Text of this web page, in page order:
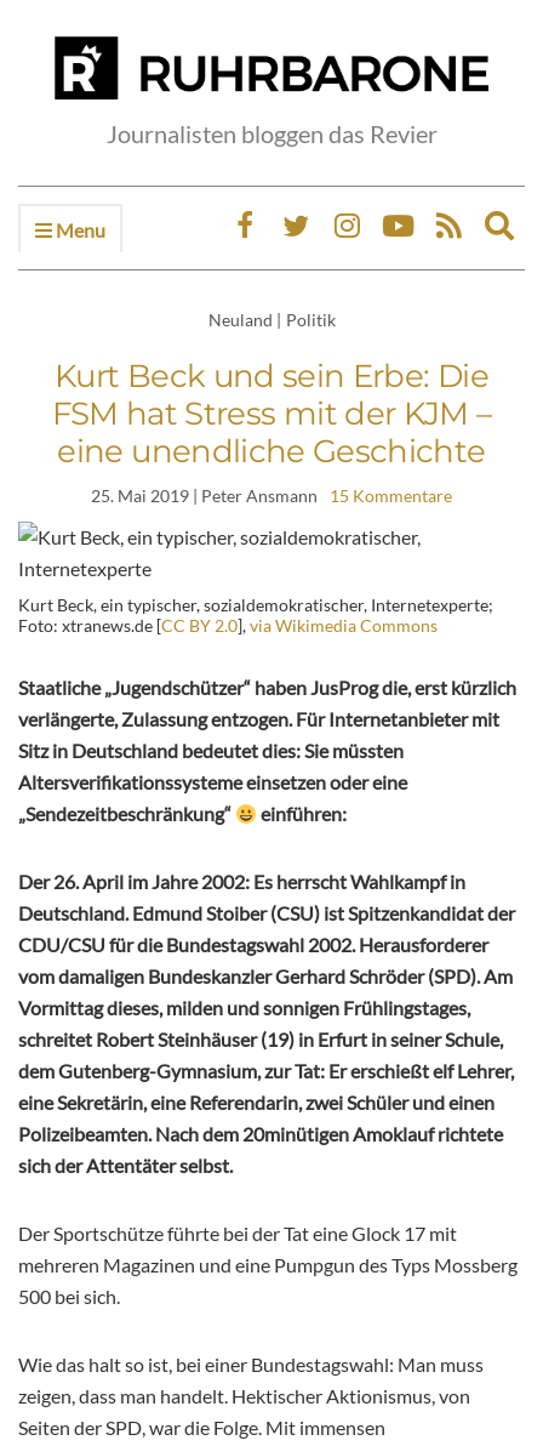
Journalisten bloggen das Revier
Menu
Neuland | Politik
Kurt Beck und sein Erbe: Die
FSM hat Stress mit der KJM –
eine unendliche Geschichte
25. Mai 2019 | Peter Ansmann 15 Kommentare
Kurt Beck, ein typischer, sozialdemokratischer, Internetexperte;
Foto: xtranews.de [CC BY 2.0],via Wikimedia Commons
Staatliche „Jugendschützer“ haben JusProg die, erst kürzlich
verlängerte, Zulassung entzogen. Für Internetanbieter mit
Sitz in Deutschland bedeutet dies: Sie müssten
Altersverifikationssysteme einsetzen oder eine
„Sendezeitbeschränkung“
einführen:
Der 26. April im Jahre 2002: Es herrscht Wahlkampf in
Deutschland. Edmund Stoiber (CSU) ist Spitzenkandidat der
CDU/CSU für die Bundestagswahl 2002. Herausforderer
vom damaligen Bundeskanzler Gerhard Schröder (SPD). Am
Vormittag dieses, milden und sonnigen Frühlingstages,
schreitet Robert Steinhäuser (19) in Erfurt in seiner Schule,
dem Gutenberg-Gymnasium, zur Tat: Er erschießt elf Lehrer,
eine Sekretärin, eine Referendarin, zwei Schüler und einen
Polizeibeamten. Nach dem 20minütigen Amoklauf richtete
sich der Attentäter selbst.
Der Sportschütze führte bei der Tat eine Glock 17 mit
mehreren Magazinen und eine Pumpgun des Typs Mossberg
500 bei sich.
Wie das halt so ist, bei einer Bundestagswahl: Man muss
zeigen, dass man handelt. Hektischer Aktionismus, von
Seiten der SPD, war die Folge. Mit immensen